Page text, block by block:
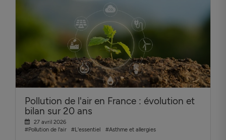
Pollution de l'air en France : évolution et
bilan sur 20 ans
27 avril 2026
#Pollution de l'air
#L'essentiel #Asthme et allergies